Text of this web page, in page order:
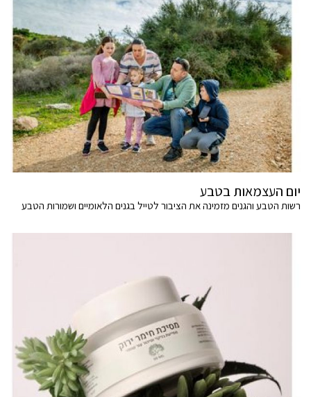
יום העצמאות בטבע
רשות הטבע והגנים מזמינה את הציבור לטייל בגנים הלאומיים ושמורות הטבע